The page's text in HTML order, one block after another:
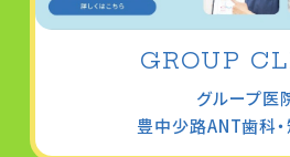
GROUP
グループ医
豊中少路ANT歯科